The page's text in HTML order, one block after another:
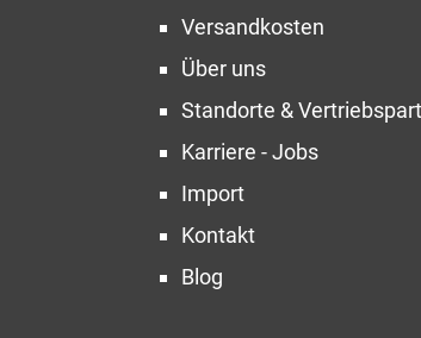
Versandkosten
Über uns
Standorte &
Karriere - Jobs
Import
Kontakt
Blog